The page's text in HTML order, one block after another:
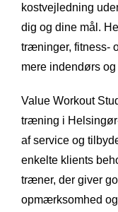
kostvejledning
dig og dine mål.
træninger, fitness-
mere indendørs
Value Workout
træning i
af service og
enkelte klients
træner, der giver
opmærksomhed